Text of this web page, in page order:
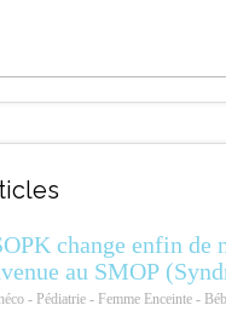
change enfin de
au SMOP
Ovarien
- Pédiatrie - Femme Enceinte -